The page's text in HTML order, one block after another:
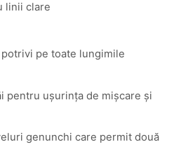
linii clare
pe toate lungimile
pentru ușurința de mișcare și
genunchi care permit două